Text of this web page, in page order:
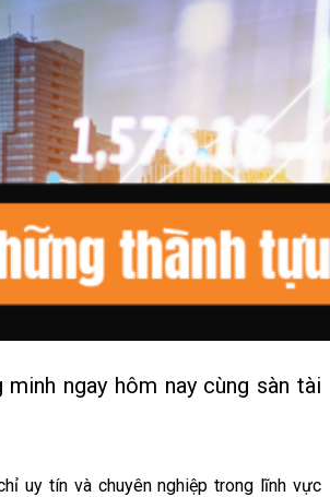
minh ngay hôm nay cùng sàn tài
uy tín và chuyên nghiệp trong lĩnh vực